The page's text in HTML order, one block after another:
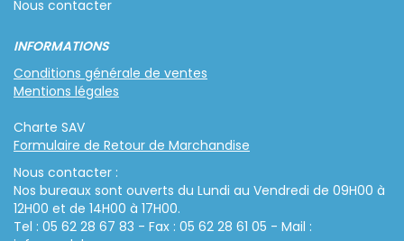
Nous contacter
INFORMATIONS
Conditions générale de ventes
Mentions légales
Charte SAV
Formulaire de Retour de Marchandise
Nous contacter :
Nos bureaux sont ouverts du Lundi au Vendredi de 09H00 à
12H00 et de 14H00 à 17H00.
Tel : 05 62 28 67 83 - Fax : 05 62 28 61 05 - Mail :